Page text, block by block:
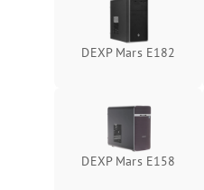
DEXP Mars E182
DEXP Mars E158